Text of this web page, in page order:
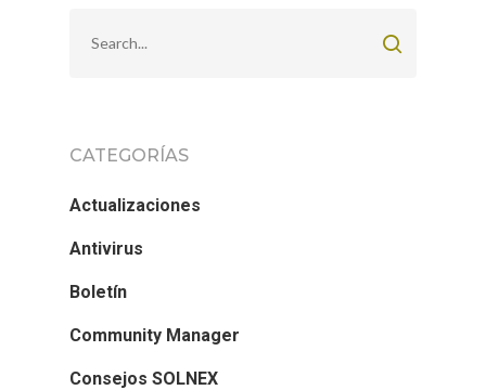
CATEGORÍAS
Actualizaciones
Antivirus
Boletín
Community Manager
Consejos SOLNEX